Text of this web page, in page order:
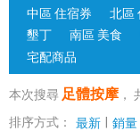
中區 住宿券
北區
墾丁
南區 美食
宅配商品
本次搜尋 足體按摩 ，
排序方式：
最新 銷量